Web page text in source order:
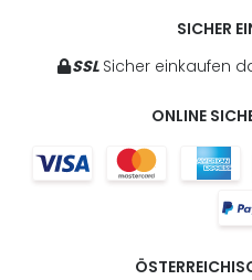
SICHER
SSL Sicher einkaufen
ONLINE